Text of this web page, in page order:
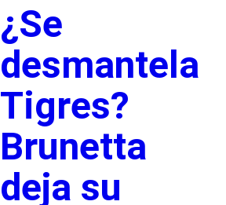
¿Se
desmantela
Tigres?
Brunetta
deja su